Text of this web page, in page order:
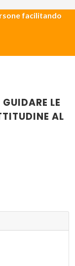
facilitando
LE
AL